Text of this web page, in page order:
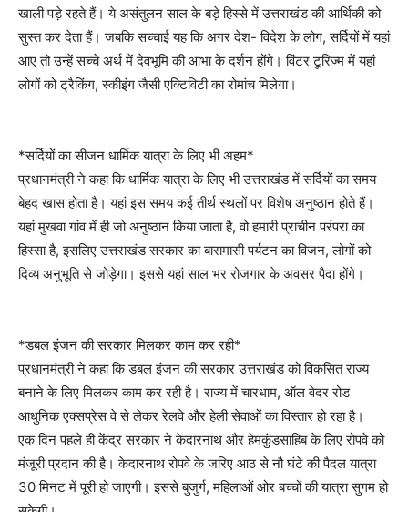
खाली पड़े रहते हैं। ये असंतुलन साल के बड़े हिस्से में उत्तराखंड की आर्थिकी को
सुस्त कर देता हैं। जबकि सच्चाई यह कि अगर देश- विदेश के लोग, सर्दियों में यहां
आए तो उन्हें सच्चे अर्थ में देवभूमि की आभा के दर्शन होंगे। विंटर टूरिज्म में यहां
लोगों को ट्रैकिंग, स्कीइंग जैसी एक्टिविटी का रोमांच मिलेगा।
*सर्दियों का सीजन धार्मिक यात्रा के लिए भी अहम*
प्रधानमंत्री ने कहा कि धार्मिक यात्रा के लिए भी उत्तराखंड में सर्दियों का समय
बेहद खास होता है। यहां इस समय कई तीर्थ स्थलों पर विशेष अनुष्ठान होते हैं।
यहां मुखवा गांव में ही जो अनुष्ठान किया जाता है, वो हमारी प्राचीन परंपरा का
हिस्सा है, इसलिए उत्तराखंड सरकार का बारामासी पर्यटन का विजन, लोगों को
दिव्य अनुभूति से जोड़ेगा। इससे यहां साल भर रोजगार के अवसर पैदा होंगे।
*डबल इंजन की सरकार मिलकर काम कर रही*
प्रधानमंत्री ने कहा कि डबल इंजन की सरकार उत्तराखंड को विकसित राज्य
बनाने के लिए मिलकर काम कर रही है। राज्य में चारधाम, ऑल वेदर रोड
आधुनिक एक्सप्रेस वे से लेकर रेलवे और हेली सेवाओं का विस्तार हो रहा है।
एक दिन पहले ही केंद्र सरकार ने केदारनाथ और हेमकुंडसाहिब के लिए रोपवे को
मंजूरी प्रदान की है। केदारनाथ रोपवे के जरिए आठ से नौ घंटे की पैदल यात्रा
30 मिनट में पूरी हो जाएगी। इससे बुजुर्ग, महिलाओं ओर बच्चों की यात्रा सुगम हो